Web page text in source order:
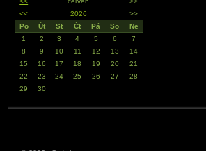
<<
2026
>>
Po
Út St Čt Pá So
Ne
1
2 3 4 5 6
7
8
9 10 11 12 13
14
15
16 17 18 19 20
21
22
23 24 25 26 27
28
29
30